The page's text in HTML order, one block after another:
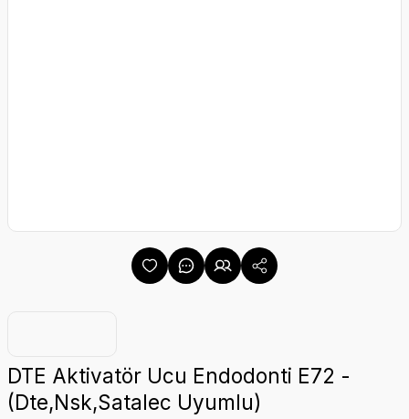
DTE Aktivatör Ucu Endodonti E72 -
(Dte,Nsk,Satalec Uyumlu)